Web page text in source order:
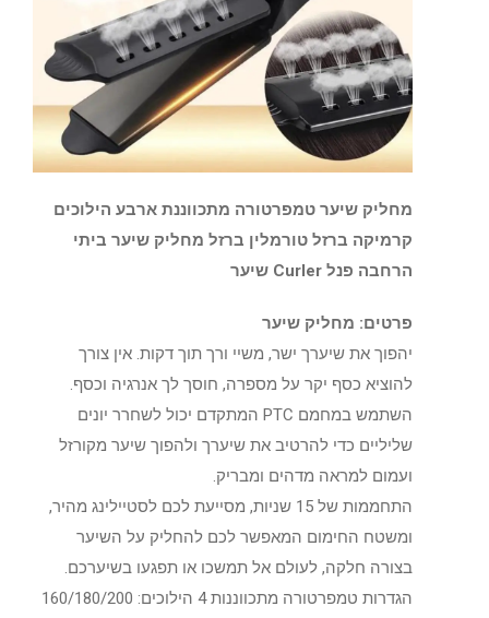
מחליק שיער טמפרטורה מתכווננת ארבע הילוכים
קרמיקה ברזל טורמלין ברזל מחליק שיער ביתי
הרחבה פנל Curler שיער
פרטים: מחליק שיער
יהפוך את שיערך ישר, משיי ורך תוך דקות. אין צורך
להוציא כסף יקר על מספרה, חוסך לך אנרגיה וכסף.
השתמש במחמם PTC המתקדם יכול לשחרר יונים
שליליים כדי להרטיב את שיערך ולהפוך שיער מקורזל
ועמום למראה מדהים ומבריק.
התחממות של 15 שניות, מסייעת לכם לסטיילינג מהיר,
ומשטח החימום המאפשר לכם להחליק על השיער
בצורה חלקה, לעולם אל תמשכו או תפגעו בשיערכם.
הגדרות טמפרטורה מתכווננות 4 הילוכים: 160/180/200